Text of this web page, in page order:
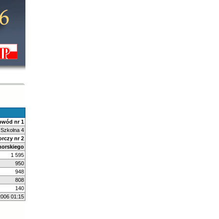
nr 1
4
nr 2
1 595
950
948
808
140
01:15